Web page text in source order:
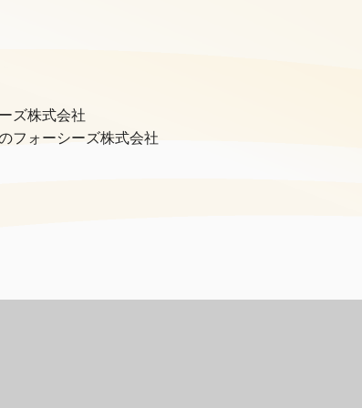
フォーシーズ株式会社